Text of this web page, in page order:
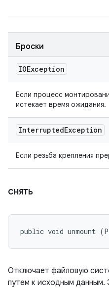
Броски
IOException
Если процесс
истекает время ожидания.
InterruptedException
Если резьба крепления
снять
public void unmount
Отключает файловую
путем к исходным